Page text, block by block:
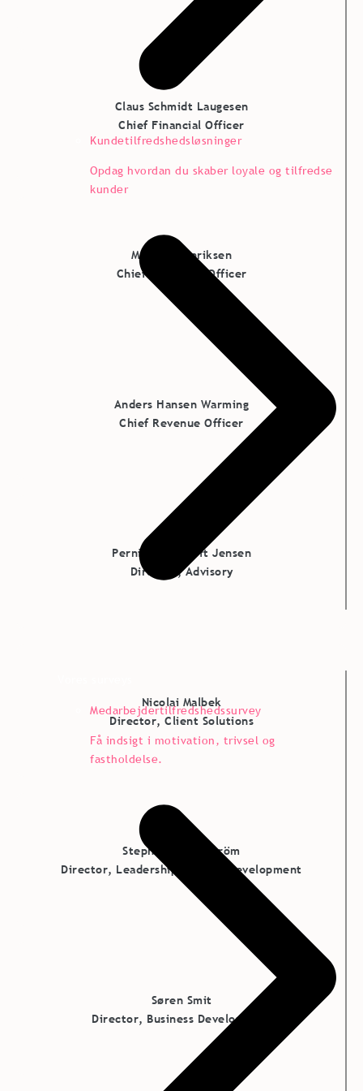
Kundetilfredshedsløsninger
Opdag hvordan du skaber loyale og tilfredse
kunder
Medarbejdertilfredshedssurvey
Få indsigt i motivation, trivsel og
fastholdelse.
Claus Schmidt Laugesen
Chief Financial Officer
Morten Henriksen
Chief Customer Officer
Anders Hansen Warming
Chief Revenue Officer
Pernille Lundtoft Jensen
Director, Advisory
Nicolai Malbek
Director, Client Solutions
Stephanie Bäckström
Director, Leadership & Team Development
Søren Smit
Director, Business Development